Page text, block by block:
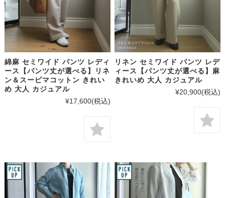
綿麻 セミワイド パンツ レディ
ース【パンツ丈が選べる】リネ
ン＆スーピマコットン きれい
め 大人 カジュアル
¥17,600(税込)
リネン セミワイド パンツ レデ
ィース【パンツ丈が選べる】麻
きれいめ 大人 カジュアル
¥20,900(税込)